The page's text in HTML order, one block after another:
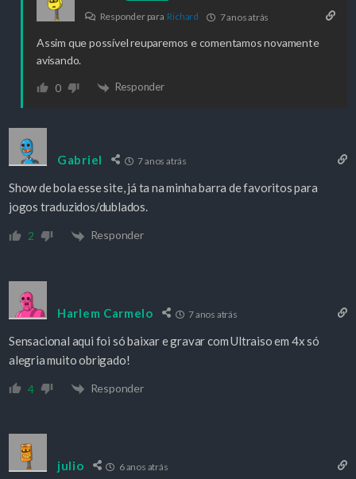
Responder para Richard 7 anos atrás
Assim que possível reuparemos e comentamos novamente
avisando.
0 Responder
Gabriel 7 anos atrás
Show de bola esse site, já ta na minha barra de favoritos para
jogos traduzidos/dublados.
2 Responder
Harlem Carmelo 7 anos atrás
Sensacional aqui foi só baixar e gravar com Ultraiso em 4x só
alegria muito obrigado!
4 Responder
julio 6 anos atrás